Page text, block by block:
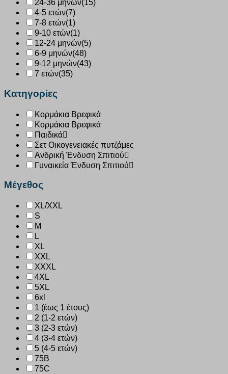
24-36 μηνών(15)
4-5 ετών(7)
7-8 ετών(1)
9-10 ετών(1)
12-24 μηνών(5)
6-9 μηνών(48)
9-12 μηνών(43)
7 ετών(35)
Κατηγορίες
Κορμάκια Βρεφικά
Κορμάκια Βρεφικά
Παιδικά
Σετ Οικογενειακές πυτζάμες
Ανδρική Ένδυση Σπιτιού
Γυναικεία Ένδυση Σπιτιού
Μέγεθος
XL/XXL
S
M
L
XL
XXL
XXXL
4XL
5XL
6xl
1 (έως 1 έτους)
2 (1-2 ετών)
3 (2-3 ετών)
4 (3-4 ετών)
5 (4-5 ετών)
75B
75C